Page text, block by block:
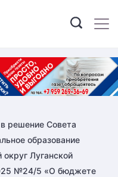
решение Совета
образование
Луганской
№24/5 «О бюджете